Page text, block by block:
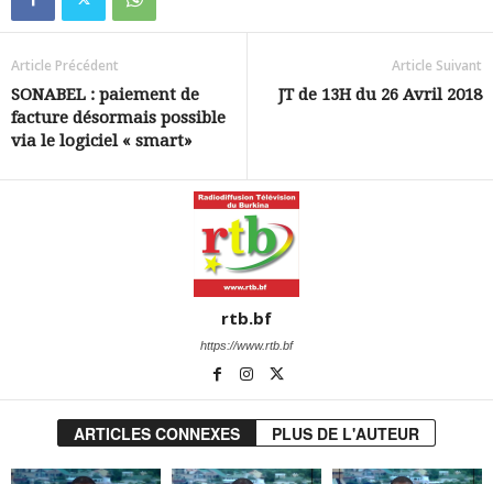
Article Précédent
SONABEL : paiement de
facture désormais possible
via le logiciel « smart»
Article Suivant
JT de 13H du 26 Avril 2018
rtb.bf
https://www.rtb.bf
ARTICLES CONNEXES PLUS DE L'AUTEUR